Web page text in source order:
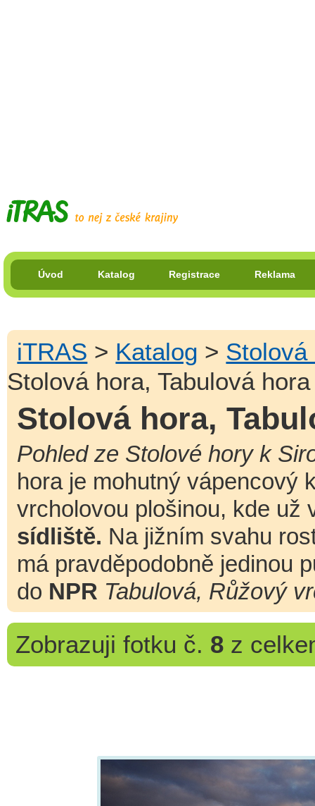
Úvod Katalog Registrace Reklama
iTRAS > Katalog > Stolová
Stolová hora, Tabulová
Stolová hora,
Pohled ze Stolové hory k
hora je mohutný vápencový
vrcholovou plošinou, kde
sídliště. Na jižním svahu
má pravděpodobně jedinou
do NPR Tabulová, Růžový
Zobrazuji fotku č. 8z